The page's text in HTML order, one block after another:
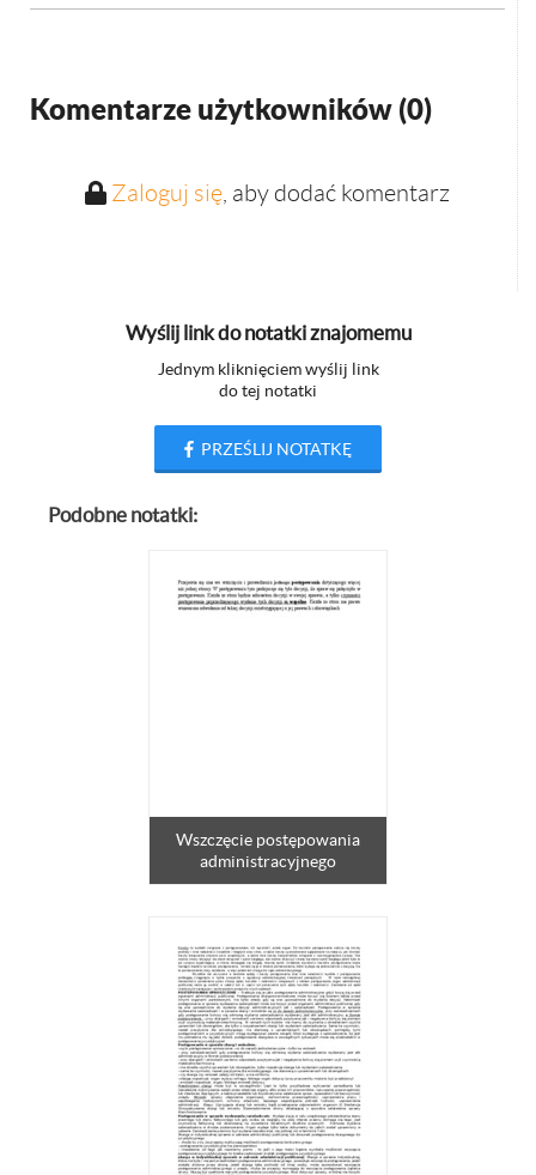
Komentarze użytkowników (0)
Zaloguj się, aby dodać komentarz
Wyślij link do notatki znajomemu
Jednym kliknięciem wyślij link
do tej notatki
PRZEŚLIJ NOTATKĘ
Podobne notatki:
Wszczęcie postępowania
administracyjnego